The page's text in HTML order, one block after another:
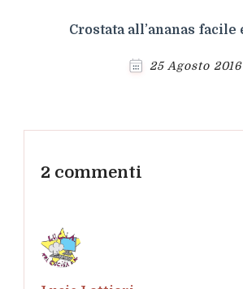
Crostata all’ananas facile
25 Agosto 2016
2 commenti